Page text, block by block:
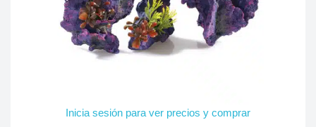
Inicia sesión para ver precios y comprar